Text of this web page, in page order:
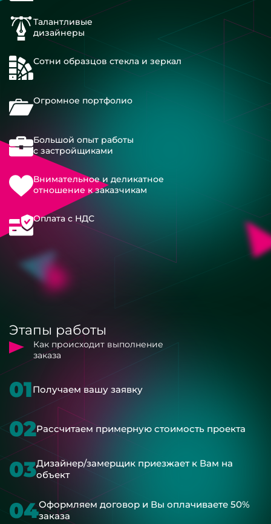
Талантливые
дизайнеры
Сотни образцов стекла и зеркал
Огромное портфолио
Большой опыт работы
с застройщиками
Внимательное и деликатное
отношение к заказчикам
Оплата с НДС
Этапы работы
Как происходит выполнение
заказа
01Получаем вашу заявку
02Рассчитаем примерную стоимость проекта
03Дизайнер/замерщик приезжает к Вам на
объект
04Оформляем договор и Вы оплачиваете 50%
заказа